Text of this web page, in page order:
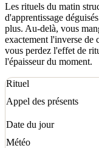
Les rituels du matin
d'apprentissage
plus. Au-delà, vous
exactement l'inverse de
vous perdez l'effet de
l'épaisseur du moment.
Rituel
Appel des présents
Date du jour
Météo